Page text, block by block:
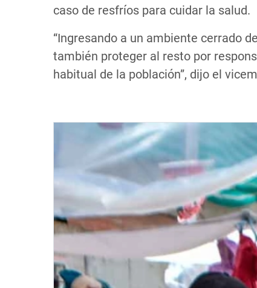
caso de resfríos para cuidar la salud.
“Ingresando a un ambiente cerrado
también proteger al resto por
habitual de la población”, dijo el